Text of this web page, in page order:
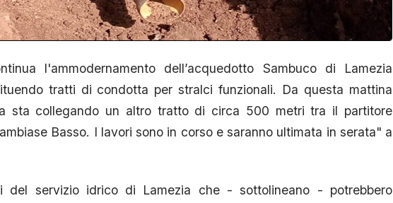
l'ammodernamento dell’acquedotto Sambuco di Lamezia
tratti di condotta per stralci funzionali. Da questa mattina
sta collegando un altro tratto di circa 500 metri tra il partitore
Basso. I lavori sono in corso e saranno ultimata in serata" a
del servizio idrico di Lamezia che - sottolineano - potrebbero